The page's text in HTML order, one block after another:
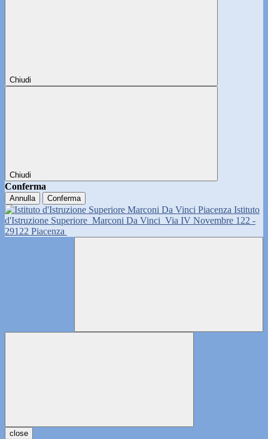
Chiudi
Chiudi
Conferma
Annulla Conferma
Istituto
d'Istruzione Superiore Marconi Da Vinci Via IV Novembre 122 -
29122 Piacenza
close